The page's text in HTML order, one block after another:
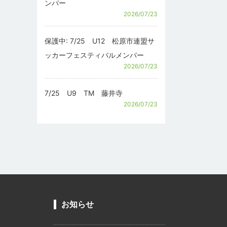
ンバー
2026/07/23
保護中: 7/25 U12 松原市連盟サ
ッカーフェスティバルメンバー
2026/07/23
7/25 U9 TM 藤井寺
2026/07/23
お知らせ